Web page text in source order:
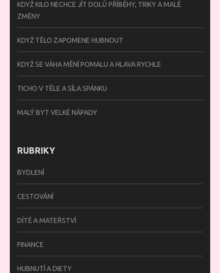
KDYŽ KILO NECHCE JÍT DOLŮ PŘÍBĚHY, TRIKY A MALÉ
ZMĚNY
KDYŽ TĚLO ZAPOMENE HUBNOUT
KDYŽ SE VÁHA MĚNÍ POMALU A HLAVA RYCHLE
TICHO V TĚLE A SÍLA SPÁNKU
MALÝ BYT VELKÉ NÁPADY
RUBRIKY
BYDLENÍ
CESTOVÁNÍ
DÍTĚ A MATEŘSTVÍ
FINANCE
HUBNUTÍ A DIETY